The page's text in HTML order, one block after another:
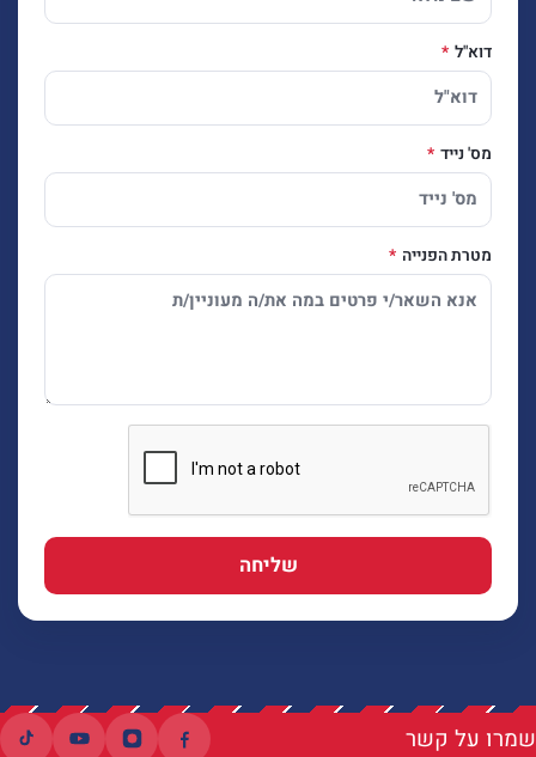
דוא"ל
מס' נייד
מטרת הפנייה
שליחה
שמרו על קשר